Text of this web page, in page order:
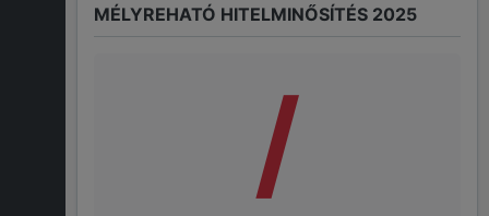
MÉLYREHATÓ HITELMINŐSÍTÉS 2025
/